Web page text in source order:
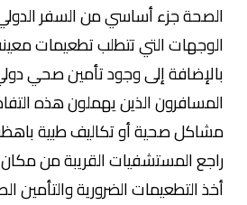
الصحة جزء أساسي من السفر
الوجهات التي تتطلب تطعيمات
بالإضافة إلى وجود تأمين صحي
المسافرون الذين يهملون هذه
مشاكل صحية أو تكاليف طبية
راجع المستشفيات القريبة من
أخذ التطعيمات الضرورية والتأمين